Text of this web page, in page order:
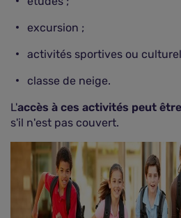
excursion ;
activités sportives ou
classe de neige.
L'accès à ces activités peut
s'il n'est pas couvert.